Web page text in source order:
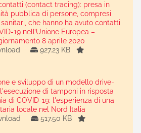
(contact tracing): presa in
pubblica di persone, compresi
che hanno ha avuto contatti
19 nell’Unione Europea –
8 aprile 2020
927.23 KB
e sviluppo di un modello drive-
di tamponi in risposta
di COVID-19: l'esperienza di una
locale nel Nord Italia
517.50 KB